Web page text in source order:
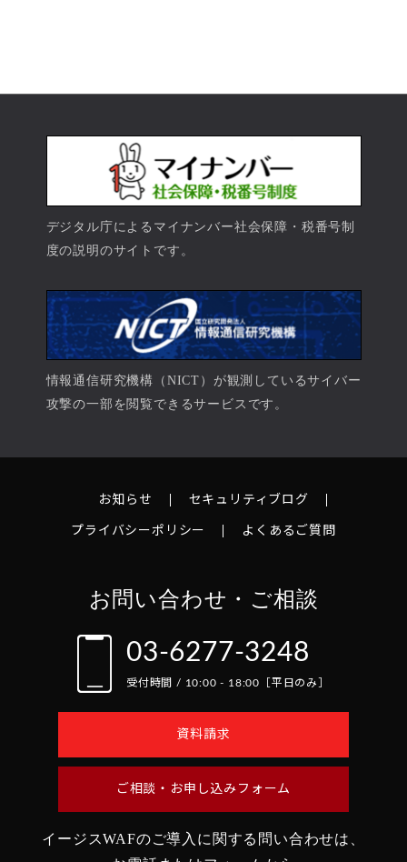
デジタル庁によるマイナンバー社会保障・税番号制
度の説明のサイトです。
情報通信研究機構（NICT）が観測しているサイバー
攻撃の一部を閲覧できるサービスです。
お知らせ セキュリティブログ
プライバシーポリシー よくあるご質問
お問い合わせ・ご相談
03-6277-3248
受付時間 / 10:00 - 18:00［平日のみ］
資料請求
ご相談・お申し込みフォーム
イージスWAFのご導入に関する問い合わせは、